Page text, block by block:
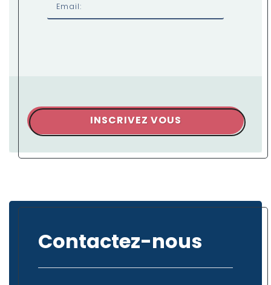
Email:
INSCRIVEZ VOUS
Contactez-nous